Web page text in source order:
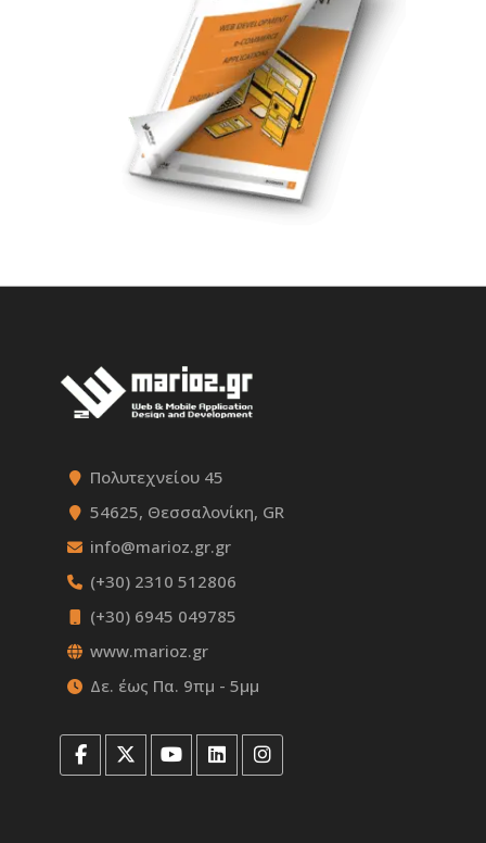
Πολυτεχνείου 45
54625, Θεσσαλονίκη, GR
info@marioz.gr.gr
(+30) 2310 512806
(+30) 6945 049785
www.marioz.gr
Δε. έως Πα. 9πμ - 5μμ